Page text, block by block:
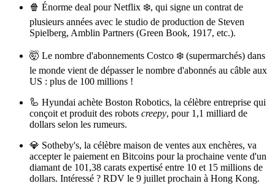
🍿 Énorme deal pour Netflix ❄️, qui signe un contrat de
plusieurs années avec le studio de production de Steven
Spielberg, Amblin Partners (Green Book, 1917, etc.).
🤯 Le nombre d'abonnements Costco ❄️ (supermarchés) dans
le monde vient de dépasser le nombre d'abonnés au câble aux
US : plus de 100 millions !
🦾 Hyundai achète Boston Robotics, la célèbre entreprise qui
conçoit et produit des robots creepy, pour 1,1 milliard de
dollars selon les rumeurs.
💎 Sotheby's, la célèbre maison de ventes aux enchères, va
accepter le paiement en Bitcoins pour la prochaine vente d'un
diamant de 101,38 carats expertisé entre 10 et 15 millions de
dollars. Intéressé ? RDV le 9 juillet prochain à Hong Kong.